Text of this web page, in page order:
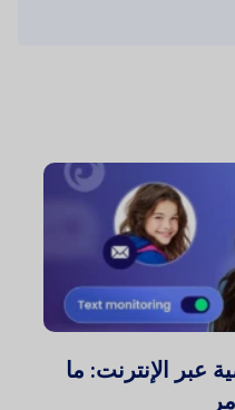
عبر الإنترنت: ما